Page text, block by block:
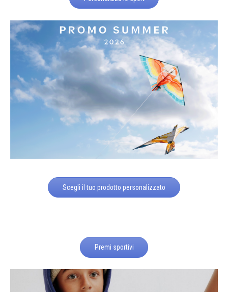
Scegli il tuo prodotto personalizzato
Premi sportivi